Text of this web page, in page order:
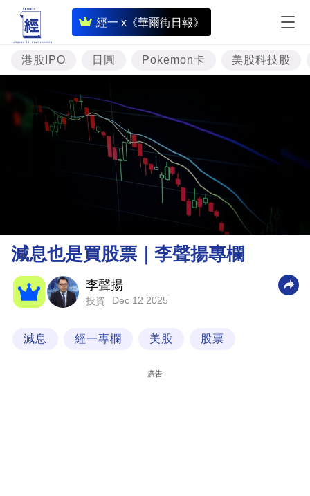
經一 x《華爾街日報》
即
時
財
經
專
題
投
理
財
商
業
港股IPO 日圓 Pokemon卡 美股科技股
減息也是買股票｜李聲揚專欄
李聲揚
投資 Dec 12 2025
減息 經一專欄 美股 股票
廣告